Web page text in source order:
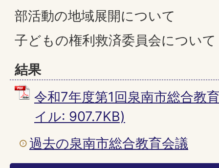
部活動の地域展開について
子どもの権利救済委員会について
結果
令和7年度第1回泉南市総合教
イル: 907.7KB)
過去の泉南市総合教育会議